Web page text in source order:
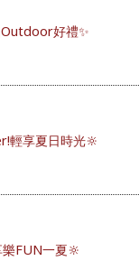
好禮✨
享夏日時光🔆
FUN一夏🔆